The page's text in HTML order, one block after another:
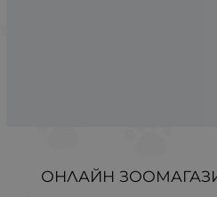
ОНЛАЙН